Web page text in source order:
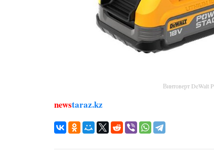
Винтоверт DeWalt
newstaraz.kz